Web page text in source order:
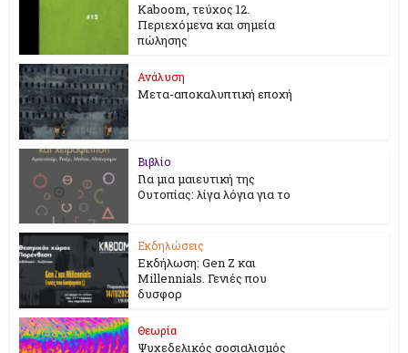
Kaboom, τεύχος 12.
Περιεχόμενα και σημεία
πώλησης
Ανάλυση
Μετα-αποκαλυπτική εποχή
Βιβλίο
Για μια μαιευτική της
Ουτοπίας: λίγα λόγια για το
Εκδηλώσεις
Εκδήλωση: Gen Z και
Millennials. Γενιές που
δυσφορ
Θεωρία
Ψυχεδελικός σοσιαλισμός